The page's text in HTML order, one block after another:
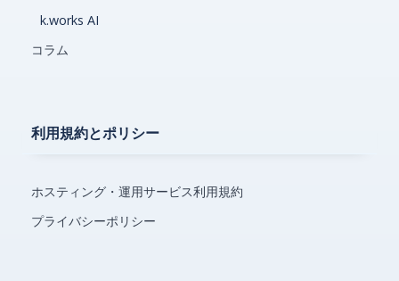
k.works AI
コラム
利用規約とポリシー
ホスティング・運用サービス利用規約
プライバシーポリシー